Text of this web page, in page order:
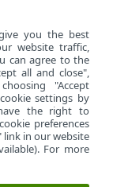
you the best
website traffic,
can agree to the
all and close",
"Accept
settings by
the right to
preferences
link in our website
For more